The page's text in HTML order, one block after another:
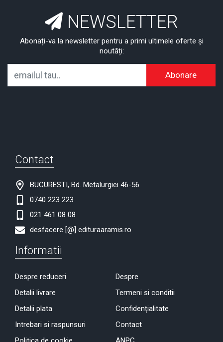
NEWSLETTER
Abonați-va la newsletter pentru a primi ultimele oferte și
noutăți:
Abonare
Contact
BUCURESTI, Bd. Metalurgiei 46-56
0740 223 223
021 461 08 08
desfacere [@] edituraaramis.ro
Informatii
Despre reduceri
Detalii livrare
Detalii plata
Intrebari si raspunsuri
Despre
Termeni si conditii
Confidențialitate
Contact